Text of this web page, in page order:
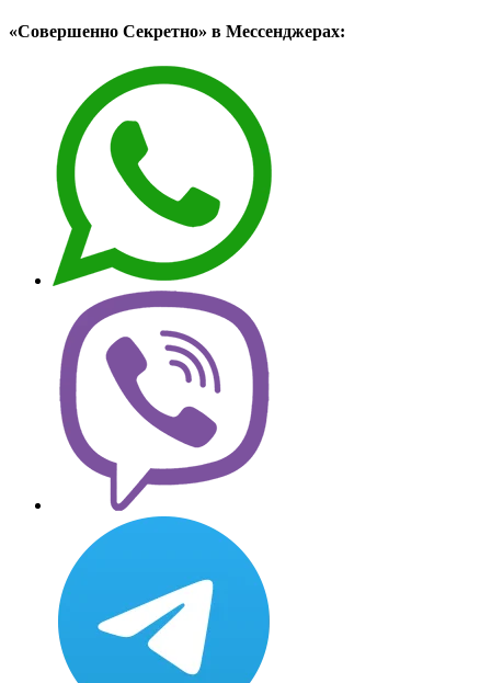
«Совершенно Секретно» в Мессенджерах: